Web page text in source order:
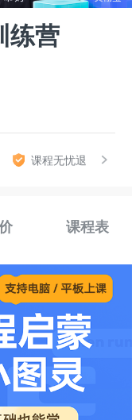
练营
课程无忧退
课程表